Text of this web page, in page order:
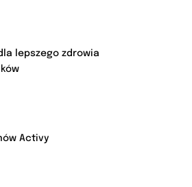
lepszego zdrowia
Activy